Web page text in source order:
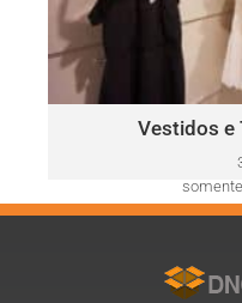
Vestidos e
Lauren, Calvin Klein,
Camuto, Adrianna Papell,